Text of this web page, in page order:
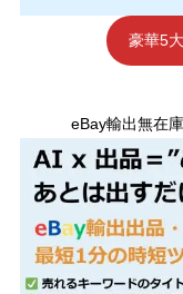
豪華5
eBay輸出無在庫